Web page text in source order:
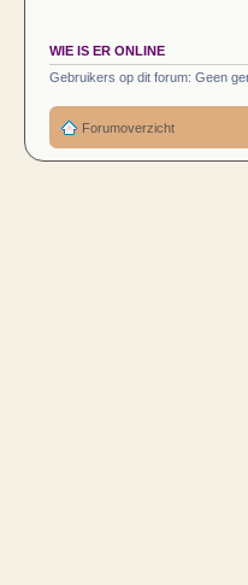
WIE IS ER ONLINE
Gebruikers op dit forum: Geen
Forumoverzicht